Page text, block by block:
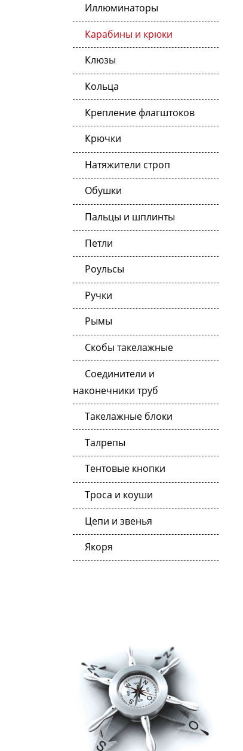
Иллюминаторы
Карабины и крюки
Клюзы
Кольца
Крепление флагштоков
Крючки
Натяжители строп
Обушки
Пальцы и шплинты
Петли
Роульсы
Ручки
Рымы
Скобы такелажные
Соединители и
наконечники труб
Такелажные блоки
Талрепы
Тентовые кнопки
Троса и коуши
Цепи и звенья
Якоря